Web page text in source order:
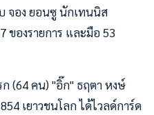
จอง ยอนซู นักเทนนิส
ของรายการ และมือ 53
(64 คน) "อิ๊ก" ธฤตา หงษ์
เยาวชนโลก ได้ไวลด์การ์ด